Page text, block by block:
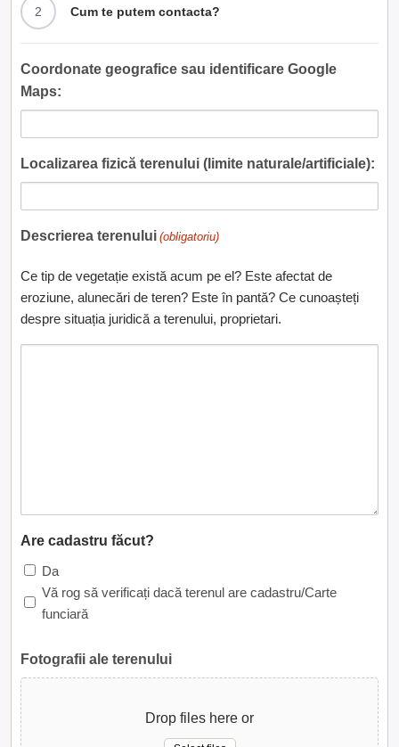
2 Cum te putem contacta?
Coordonate geografice sau identificare Google
Maps:
Localizarea fizică terenului (limite naturale/artificiale):
Descrierea terenului (obligatoriu)
Ce tip de vegetație există acum pe el? Este afectat de
eroziune, alunecări de teren? Este în pantă? Ce cunoașteți
despre situația juridică a terenului, proprietari.
Are cadastru făcut?
Da
Vă rog să verificați dacă terenul are cadastru/Carte
funciară
Fotografii ale terenului
Drop files here or